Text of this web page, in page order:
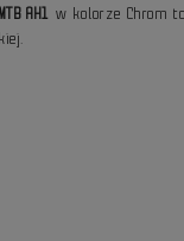
AH1 w kolorze Chrom